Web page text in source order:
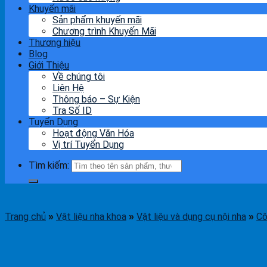
Khuyến mãi
Sản phẩm khuyến mãi
Chương trình Khuyến Mãi
Thương hiệu
Blog
Giới Thiệu
Về chúng tôi
Liên Hệ
Thông báo – Sự Kiện
Tra Số ID
Tuyển Dụng
Hoạt động Văn Hóa
Vị trí Tuyển Dụng
Tìm kiếm:
Trang chủ » Vật liệu nha khoa » Vật liệu và dụng cụ nội nha »